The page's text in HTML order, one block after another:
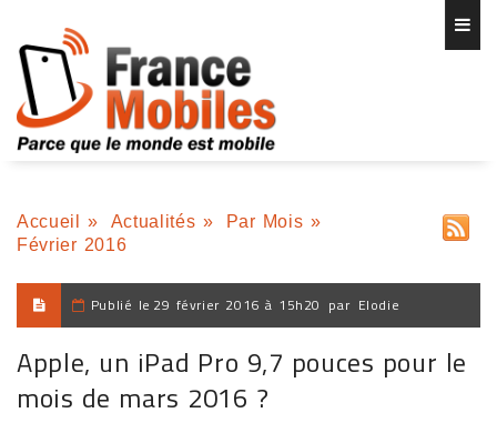
Accueil » Actualités » Par Mois »
Février 2016
Publié le 29 février 2016 à 15h20 par Elodie
Apple, un iPad Pro 9,7 pouces pour le
mois de mars 2016 ?